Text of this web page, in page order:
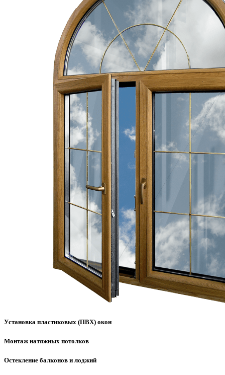
Установка пластиковых (ПВХ) окон
Монтаж натяжных потолков
Остекление балконов и лоджий